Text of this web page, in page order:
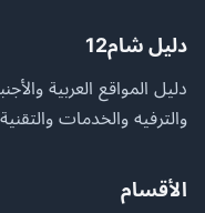
دليل شام12
دليل المواقع العربية
والترفيه والخدمات
الأقسام